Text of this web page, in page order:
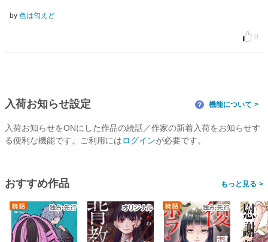
by 色は匂えど
0
入荷お知らせ設定 ？ 機能について
入荷お知らせをONにした作品の続話／作家の新着入荷をお知らせす
る便利な機能です。ご利用にはログインが必要です。
おすすめ作品 >